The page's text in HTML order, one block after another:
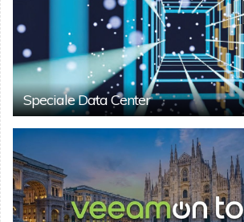
Speciale Data Center